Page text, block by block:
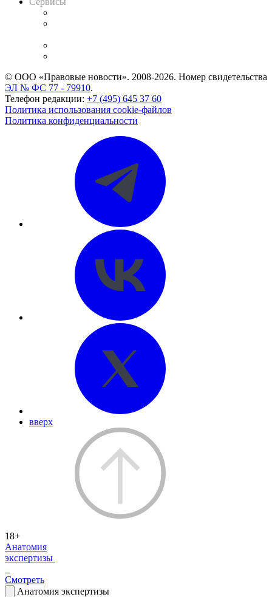
© ООО «Правовые новости». 2008-2026. Номер свидетельства
ЭЛ № ФС 77 - 79910.
Телефон редакции: +7 (495) 645 37 60
Политика использования cookie-файлов
Политика конфиденциальности
вверх
18+
Анатомия
экспертизы
Смотреть
Анатомия экспертизы